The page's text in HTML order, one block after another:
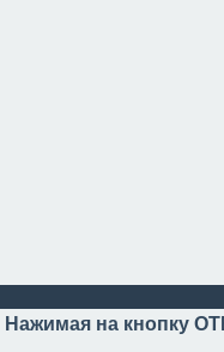
Нажимая на кнопку